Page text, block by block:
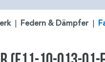
Federn & Dämpfer